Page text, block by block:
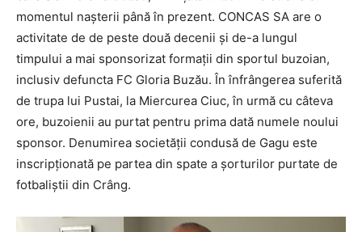
momentul naşterii până în prezent. CONCAS SA are o
activitate de de peste două decenii şi de-a lungul
timpului a mai sponsorizat formaţii din sportul buzoian,
inclusiv defuncta FC Gloria Buzău. În înfrângerea suferită
de trupa lui Pustai, la Miercurea Ciuc, în urmă cu câteva
ore, buzoienii au purtat pentru prima dată numele noului
sponsor. Denumirea societăţii condusă de Gagu este
inscripţionată pe partea din spate a şorturilor purtate de
fotbaliştii din Crâng.